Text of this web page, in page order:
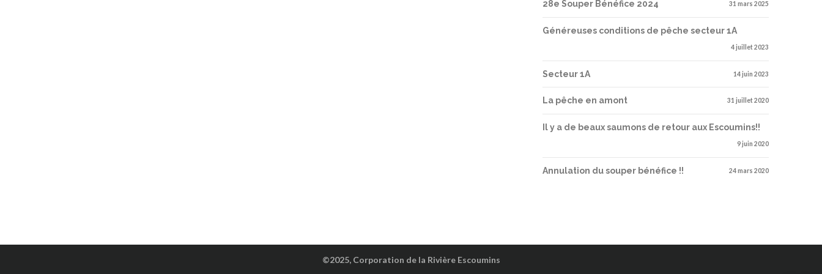
28e Souper Bénéfice 2024 31 mars 2025
Généreuses conditions de pêche secteur 1A
4 juillet 2023
Secteur 1A 14 juin 2023
La pêche en amont 31 juillet 2020
Il y a de beaux saumons de retour aux Escoumins!!
9 juin 2020
Annulation du souper bénéfice !! 24 mars 2020
©2025, Corporation de la Rivière Escoumins